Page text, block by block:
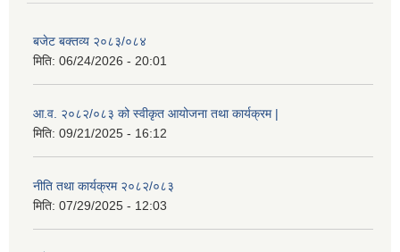
बजेट बक्तव्य २०८३/०८४
मिति: 06/24/2026 - 20:01
आ.व. २०८२/०८३ को स्वीकृत आयोजना तथा कार्यक्रम |
मिति: 09/21/2025 - 16:12
नीति तथा कार्यक्रम २०८२/०८३
मिति: 07/29/2025 - 12:03